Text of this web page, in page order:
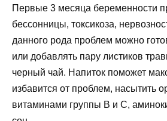
Первые 3 месяца беременности
бессонницы, токсикоза,
данного рода проблем можно
или добавлять пару листиков
черный чай. Напиток поможет
избавится от проблем, насытить
витаминами группы В и С,